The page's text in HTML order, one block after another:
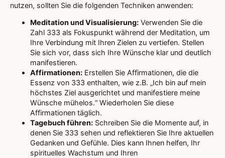
nutzen, sollten Sie die folgenden Techniken anwenden:
Meditation und Visualisierung: Verwenden Sie die
Zahl 333 als Fokuspunkt während der Meditation, um
Ihre Verbindung mit Ihren Zielen zu vertiefen. Stellen
Sie sich vor, dass sich Ihre Wünsche klar und deutlich
manifestieren.
Affirmationen: Erstellen Sie Affirmationen, die die
Essenz von 333 enthalten, wie z.B. „Ich bin auf mein
höchstes Ziel ausgerichtet und manifestiere meine
Wünsche mühelos.“ Wiederholen Sie diese
Affirmationen täglich.
Tagebuch führen: Schreiben Sie die Momente auf, in
denen Sie 333 sehen und reflektieren Sie Ihre aktuellen
Gedanken und Gefühle. Dies kann Ihnen helfen, Ihr
spirituelles Wachstum und Ihren